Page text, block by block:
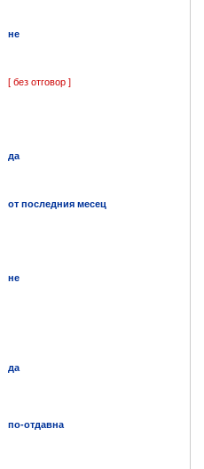
не
[ без отговор ]
да
от последния месец
не
да
по-отдавна